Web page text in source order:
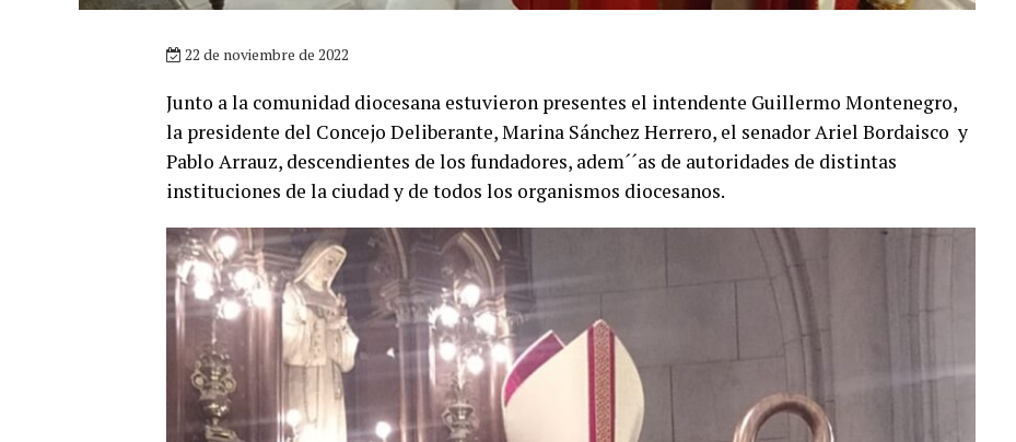
22 de noviembre de 2022
Junto a la comunidad diocesana estuvieron presentes el intendente Guillermo Montenegro,
la presidente del Concejo Deliberante, Marina Sánchez Herrero, el senador Ariel Bordaisco y
Pablo Arrauz, descendientes de los fundadores, adem´´as de autoridades de distintas
instituciones de la ciudad y de todos los organismos diocesanos.